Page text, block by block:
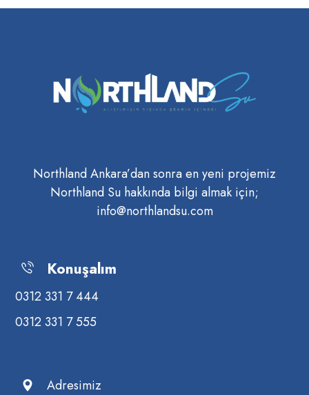
Northland Ankara’dan sonra en yeni projemiz
Northland Su hakkında bilgi almak için;
info@northlandsu.com
Konuşalım
0312 331 7 444
0312 331 7 555
Adresimiz